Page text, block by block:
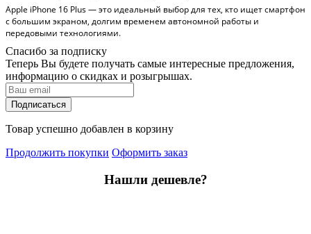
Apple iPhone 16 Plus— это идеальный выбор для тех, кто ищет смартфон
с большим экраном, долгим временем автономной работы и
передовыми технологиями.
Спасибо за подписку
Теперь Вы будете получать самые интересные предложения,
информацию о скидках и розыгрышах.
Подписаться
Товар успешно добавлен в корзину
Продолжить покупки Оформить заказ
Нашли дешевле?